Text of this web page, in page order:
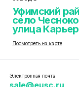
Уфимский
село
улица
Посмотреть на карте
Электронная почта
sale@eusc.ru